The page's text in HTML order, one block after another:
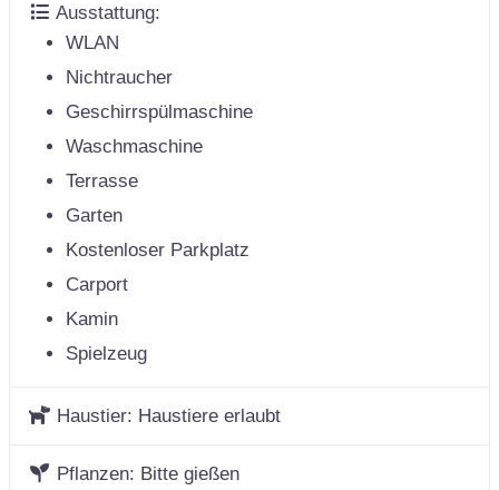
Ausstattung:
WLAN
Nichtraucher
Geschirrspülmaschine
Waschmaschine
Terrasse
Garten
Kostenloser Parkplatz
Carport
Kamin
Spielzeug
Haustier: Haustiere erlaubt
Pflanzen: Bitte gießen